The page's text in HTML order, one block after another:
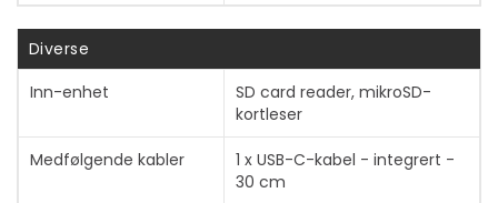
Diverse
Inn-enhet
SD card reader, mikroSD-
kortleser
Medfølgende kabler
1 x USB-C-kabel - integrert -
30 cm